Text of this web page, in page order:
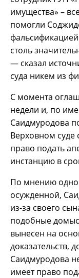
имущества» –
помогли
столь
— сказал
суда никем из
С момента
недели и, по
Саидмуродова
Верховном
право подать
инстанцию в
По мнению
осужденной,
из-за своего
подобные
вынесен на
доказательств,
Саидмуродова
имеет право